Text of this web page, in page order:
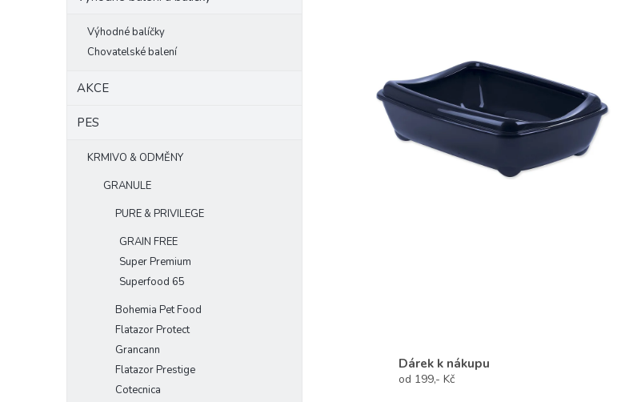
Výhodné balíčky
Chovatelské balení
AKCE
PES
KRMIVO & ODMĚNY
GRANULE
PURE & PRIVILEGE
GRAIN FREE
Super Premium
Superfood 65
Bohemia Pet Food
Flatazor Protect
Grancann
Flatazor Prestige
Cotecnica
Dárek k nákupu
od 199,- Kč